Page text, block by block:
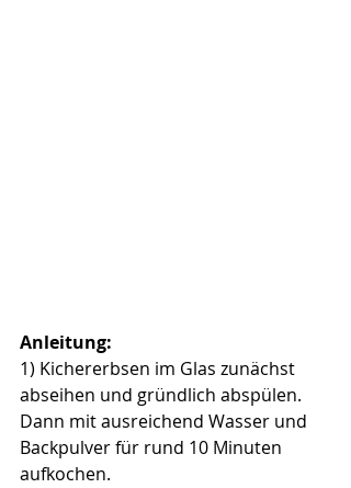
Anleitung:
1) Kichererbsen im Glas zunächst
abseihen und gründlich abspülen.
Dann mit ausreichend Wasser und
Backpulver für rund 10 Minuten
aufkochen.